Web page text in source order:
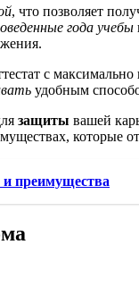
, что позволяет
года учебы
с
удобным
защиты вашей
которые
и преимущества